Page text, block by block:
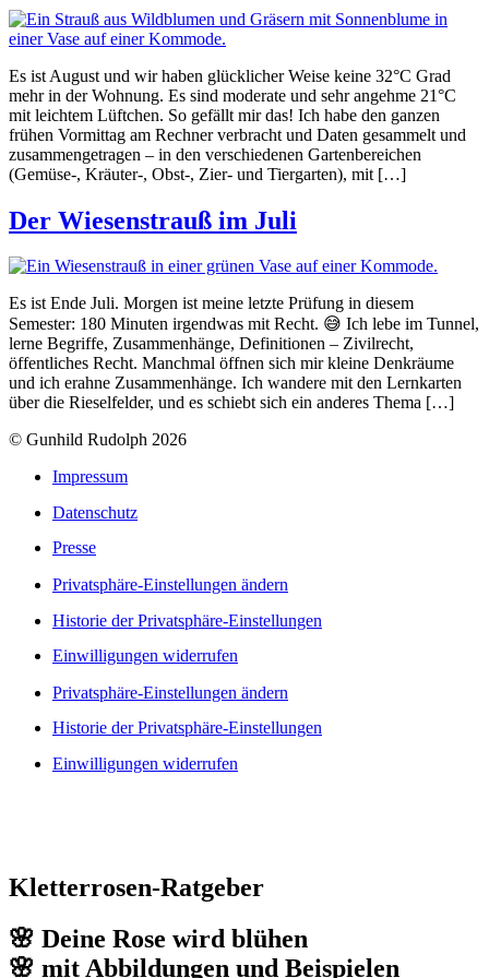
Es ist August und wir haben glücklicher Weise keine 32°C Grad
mehr in der Wohnung. Es sind moderate und sehr angehme 21°C
mit leichtem Lüftchen. So gefällt mir das! Ich habe den ganzen
frühen Vormittag am Rechner verbracht und Daten gesammelt und
zusammengetragen – in den verschiedenen Gartenbereichen
(Gemüse-, Kräuter-, Obst-, Zier- und Tiergarten), mit […]
Der Wiesenstrauß im Juli
Es ist Ende Juli. Morgen ist meine letzte Prüfung in diesem
Semester: 180 Minuten irgendwas mit Recht. 😅 Ich lebe im Tunnel,
lerne Begriffe, Zusammenhänge, Definitionen – Zivilrecht,
öffentliches Recht. Manchmal öffnen sich mir kleine Denkräume
und ich erahne Zusammenhänge. Ich wandere mit den Lernkarten
über die Rieselfelder, und es schiebt sich ein anderes Thema […]
© Gunhild Rudolph 2026
Impressum
Datenschutz
Presse
Privatsphäre-Einstellungen ändern
Historie der Privatsphäre-Einstellungen
Einwilligungen widerrufen
Privatsphäre-Einstellungen ändern
Historie der Privatsphäre-Einstellungen
Einwilligungen widerrufen
Kletterrosen-Ratgeber
🌸 Deine Rose wird blühen
🌸 mit Abbildungen und Beispielen